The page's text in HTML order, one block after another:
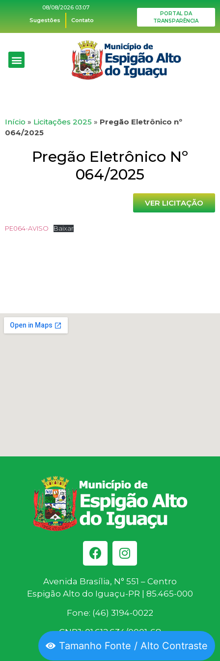
08/08/2026 03:07
Sugestões
Contato
PORTAL DA
TRANSPARÊNCIA
Início » Licitações 2025 » Pregão Eletrônico nº
064/2025
Pregão Eletrônico Nº
064/2025
VER LICITAÇÃO
PE064-AVISO Baixar
Avenida Brasília, N° 551 – Centro
Espigão Alto do Iguaçu-PR | 85.465-000
Fone: (46) 3194-0022
CNPJ: 01.612.634/0001-68
Tamanho Fonte / Alto Contraste